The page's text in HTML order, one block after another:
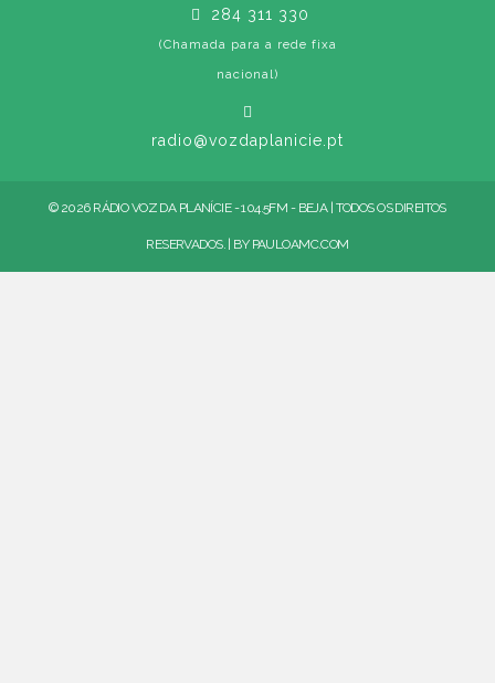
284 311 330
(Chamada para a rede fixa
nacional)
radio@vozdaplanicie.pt
© 2026 RÁDIO VOZ DA PLANÍCIE - 104.5FM - BEJA | TODOS OS DIREITOS
RESERVADOS. | BY PAULOAMC.COM